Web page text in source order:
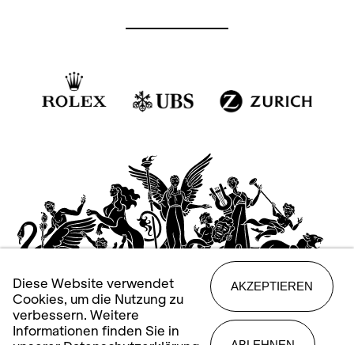
Diese Website verwendet
Cookies, um die Nutzung zu
verbessern. Weitere
Informationen finden Sie in
AKZEPTIEREN